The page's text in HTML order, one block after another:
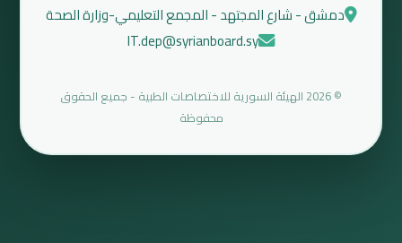
دمشق - شارع المجتهد - المجمع التعليمي-وزارة الصحة
IT.dep@syrianboard.sy
© 2026 الهيئة السورية للاختصاصات الطبية - جميع الحقوق
محفوظة